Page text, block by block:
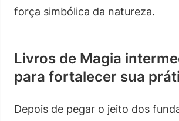
força simbólica da natureza.
Livros de Magia
para fortalecer sua
Depois de pegar o jeito dos